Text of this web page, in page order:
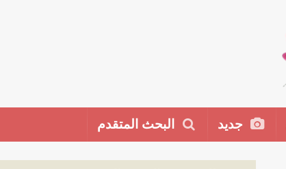
جديد البحث المتقدم